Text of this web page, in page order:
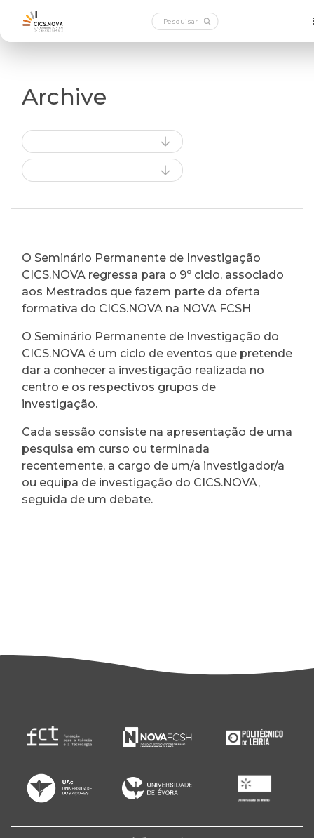
Archive
O Seminário Permanente de Investigação
CICS.NOVA regressa para o 9º ciclo, associado
aos Mestrados que fazem parte da oferta
formativa do CICS.NOVA na NOVA FCSH
O Seminário Permanente de Investigação do
CICS.NOVA é um ciclo de eventos que pretende
dar a conhecer a investigação realizada no
centro e os respectivos grupos de
investigação.
Cada sessão consiste na apresentação de uma
pesquisa em curso ou terminada
recentemente, a cargo de um/a investigador/a
ou equipa de investigação do CICS.NOVA,
seguida de um debate.